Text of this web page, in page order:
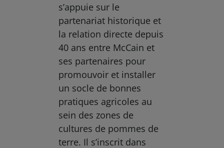
s’appuie sur le
partenariat historique et
la relation directe depuis
40 ans entre McCain et
ses partenaires pour
promouvoir et installer
un socle de bonnes
pratiques agricoles au
sein des zones de
cultures de pommes de
terre. Il s’inscrit dans